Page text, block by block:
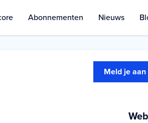
Abonnementen Nieuws
Meld je aan